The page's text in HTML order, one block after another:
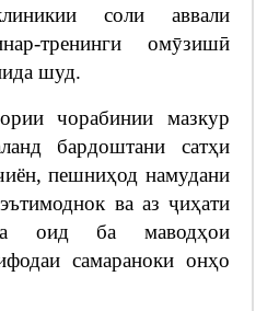
соли аввали
тренинги омӯзишӣ
шуд.
чорабинии мазкур
бардоштани сатҳи
пешниҳод намудани
ва аз ҷиҳати
оид ба маводҳои
самараноки онҳо